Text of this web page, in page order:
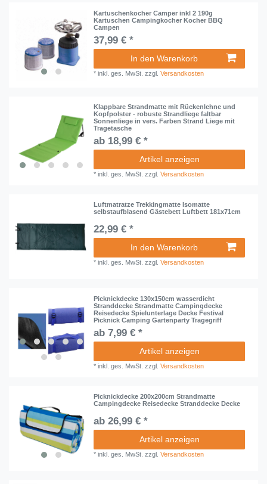
Kartuschenkocher Camper inkl 2 190g
Kartuschen Campingkocher Kocher BBQ
Campen
37,99 € *
In den Warenkorb
*inkl. ges. MwSt. zzgl.Versandkosten
Klappbare Strandmatte mit Rückenlehne und
Kopfpolster - robuste Strandliege faltbar
Sonnenliege in vers. Farben Strand Liege mit
Tragetasche
ab 18,99 € *
Artikel anzeigen
*inkl. ges. MwSt. zzgl.Versandkosten
Luftmatratze Trekkingmatte Isomatte
selbstaufblasend Gästebett Luftbett 181x71cm
22,99 € *
In den Warenkorb
*inkl. ges. MwSt. zzgl.Versandkosten
Picknickdecke 130x150cm wasserdicht
Stranddecke Strandmatte Campingdecke
Reisedecke Spielunterlage Decke Festival
Picknick Camping Gartenparty Tragegriff
ab 7,99 € *
Artikel anzeigen
*inkl. ges. MwSt. zzgl.Versandkosten
Picknickdecke 200x200cm Strandmatte
Campingdecke Reisedecke Stranddecke Decke
ab 26,99 € *
Artikel anzeigen
*inkl. ges. MwSt. zzgl.Versandkosten